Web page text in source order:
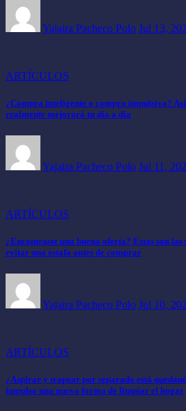
Yajaira Pacheco Polo Jul 13,
ARTÍCULOS
¿Compra inteligente o compra impulsiva?
realmente mejorará tu día a día
Yajaira Pacheco Polo Jul 11,
ARTÍCULOS
¿Encontraste una buena oferta? Estas son
evitar una estafa antes de comprar
Yajaira Pacheco Polo Jul 10,
ARTÍCULOS
¿Aspirar y trapear por separado está
impulsa una nueva forma de limpiar el hogar